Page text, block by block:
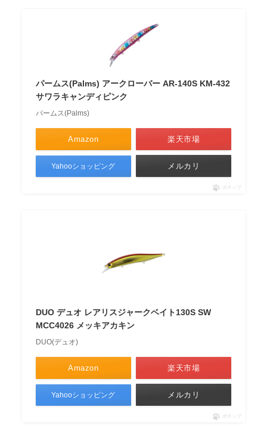
パームス(Palms) アークローバー AR-140S KM-432
サワラキャンディピンク
パームス(Palms)
Amazon 楽天市場
Yahooショッピング メルカリ
ポチップ
DUO デュオ レアリスジャークベイト130S SW
MCC4026 メッキアカキン
DUO(デュオ)
Amazon 楽天市場
Yahooショッピング メルカリ
ポチップ